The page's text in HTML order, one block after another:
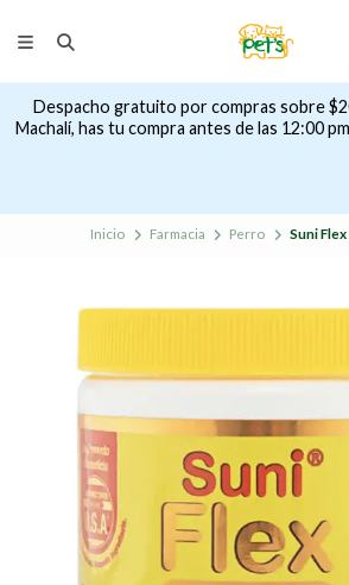
Despacho gratuito por compras sobre
Machalí, has tu compra antes de las 12:00
Inicio Farmacia Perro Suni